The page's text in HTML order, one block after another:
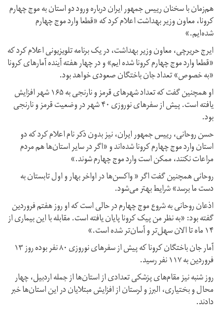
هم‌زمان با سخنان رییس جمهور ایران درباره ورود دو استان به موج چهارم
کرونا، معاون وزیر بهداشت اعلام کرد که «قطعا وارد موج چهارم
شده‌ایم.»
ایرج حریرچی، معاون وزیر بهداشت، در یک برنامه تلویزیونی اعلام کرد که
«قطعا وارد موج چهارم کرونا شده ایم» و در چهار هفته آینده آمارهای کرونا
«به خصوص» تعداد جان باختگان صعودی خواهد بود.
او همچنین گفت که تعداد شهرهای قرمز و نارنجی به ۱۶۵ شهر افزایش
یافته است. پیش از سفرهای نوروزی ۴۰ شهر در وضعیت قرمز و نارنجی
بود.
حسن روحانی، رییس جمهور ایران، نیز بدون ذکر نام اعلام کرد که دو
استان وارد موج چهارم کرونا شده‌اند و «اگر در سایر استان‌ها هم مردم
مراعات نکنند، ممکن است وارد موج چهارم شوند.»
روحانی همچنین گفت اگر « واکسن‌ها در اواخر بهار و اول تابستان به
دست ما برسد» شرایط بهتر می‌شود.
اذعان روحانی به شروع موج چهارم در حالی است که او روز هفتم فروردین
گفته بود: «به نظر من پیک کرونا پایان یافته است. مقابله با این بیماری از
۱۴ ماه تا الان سهل‌تر و آسان‌تر شده است.»
آمار جان باختگان کرونا که پیش از سفرهای نوروزی ۸۰ نفر بوده روز ۱۳
فروردین به ۱۱۷ نفر رسید.
روز شنبه نیز مقام‌های پزشکی تعدادی از استان‌ها از جمله اردبیل، چهار
محال و بختیاری، البرز و لرستان از افزایش مبتلایان در این استان‌ها خبر
دادند.